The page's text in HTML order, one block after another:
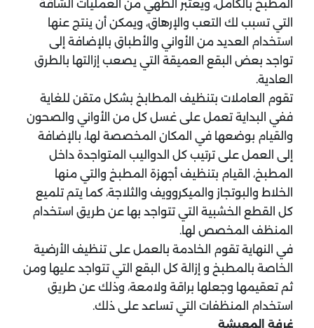
المطبخ بالكامل، ويعتبر الطهي من العمليات الشاقة
التي تسبب لك التعب والإرهاق، ويمكن أن ينتج عنها
استخدام العديد من الأواني والأطباق بالإضافة إلى
تواجد بعض البقع العميقة التي يصعب إزالتها بالطرق
العادية.
تقوم العاملات بتنظيف المطابخ بشكل متقن للغاية
ففي البداية تعمل على غسل كل من الأواني والصحون
والقيام بوضعها في المكان المخصصة لها، بالإضافة
إلى العمل على ترتيب كل الدواليب المتواجدة داخل
المطبخ، القيام بتنظيف أجهزة المطبخ والتي منها
الخلاط والبوتجاز والميكروويف والثلاجة، كما يتم تلميع
كل القطع الخشبية التي تتواجد بها عن طريق استخدام
المنظف المخصص لها.
في النهاية تقوم الخادمة بالعمل على تنظيف الأرضية
الخاصة بالمطبخ و إزالة كل البقع التي تتواجد عليها ومن
ثم تعقيمها وجعلها براقة ولامعة، وذلك عن طريق
استخدام المنظفات التي تساعد على ذلك.
غرفة المعيشة